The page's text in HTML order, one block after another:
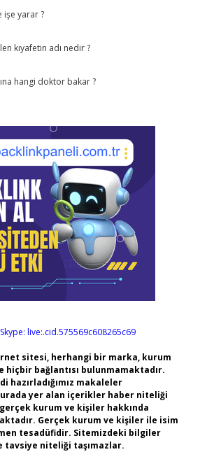
işe yarar ?
kıyafetin adı nedir ?
hangi doktor bakar ?
Skype: live:.cid.575569c608265c69
sitesi, herhangi bir marka, kurum
hiçbir bağlantısı bulunmamaktadır.
hazırladığımız makaleler
yer alan içerikler haber niteliği
kurum ve kişiler hakkında
Gerçek kurum ve kişiler ile isim
tesadüfidir. Sitemizdeki bilgiler
tavsiye niteliği taşımazlar.